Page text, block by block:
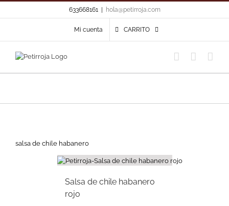
633668161 hola@petirroja.com
Mi cuenta CARRITO
salsa de chile habanero
Salsa de chile habanero
rojo